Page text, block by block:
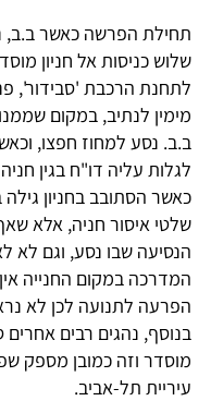
תחילת הפרשה כאשר ב.ב,
שלוש כניסות אל חניון
לתחנת הרכבת 'סבידור',
מימין לנתיב, במקום
ב.ב. נסע למחוז חפצו,
לגלות עליה דו"ח בגין
כאשר הסתובב בחניון
שלטי איסור חניה, אלא
הנסיעה שבו נסע, וגם
המדרכה במקום החנייה אין
הפרעה לתנועה לכן לא
בנוסף, נהגים רבים
מוסדר וזה כמובן מספק
עיריית תל-אביב.